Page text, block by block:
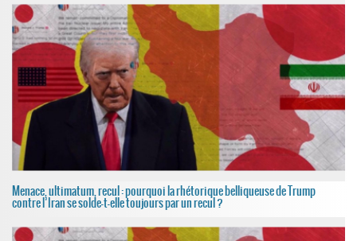
Menace, ultimatum, recul : pourquoi la rhétorique belliqueuse de Trump
contre l’Iran se solde-t-elle toujours par un recul ?